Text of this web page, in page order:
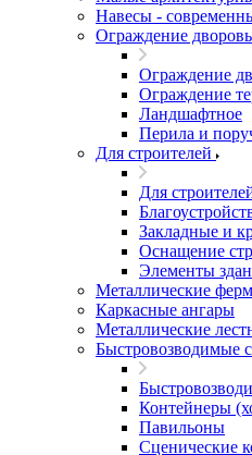
Навесы -
Ограждение
Ограждение
Ограждение
Ландшафтное
Перила и
Для строителей
Для
Закладные и
Оснащение
Элементы
Металлические
Каркасные ангары
Металлические
Быстровозводимые
Контейнеры
Павильоны
Сценические